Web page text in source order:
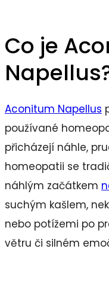
Co je
Aconitum Napellus
používané
přicházejí náhle,
homeopatii se
náhlým začátkem
suchým kašlem,
nebo potížemi po
větru či silném